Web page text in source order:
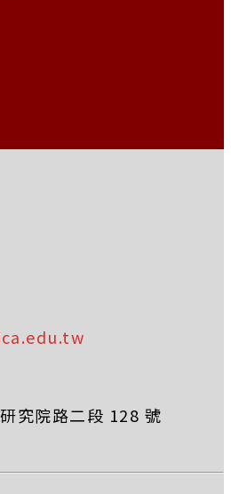
究院路二段 128 號